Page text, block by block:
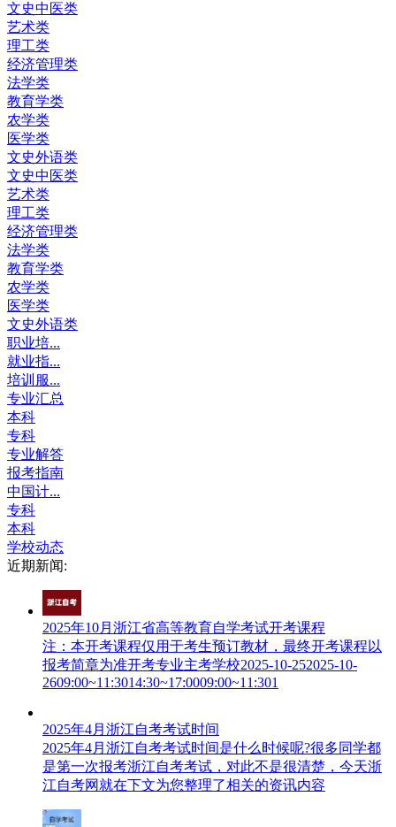
文史中医类
艺术类
理工类
经济管理类
法学类
教育学类
农学类
医学类
文史外语类
文史中医类
艺术类
理工类
经济管理类
法学类
教育学类
农学类
医学类
文史外语类
职业培...
就业指...
培训服...
专业汇总
本科
专科
专业解答
报考指南
中国计...
专科
本科
学校动态
近期新闻:
2025年10月浙江省高等教育自学考试开考课程
注：本开考课程仅用于考生预订教材，最终开考课程以
报考简章为准开考专业主考学校2025-10-252025-10-
2609:00~11:3014:30~17:0009:00~11:301
2025年4月浙江自考考试时间
2025年4月浙江自考考试时间是什么时候呢?很多同学都
是第一次报考浙江自考考试，对此不是很清楚，今天浙
江自考网就在下文为您整理了相关的资讯内容